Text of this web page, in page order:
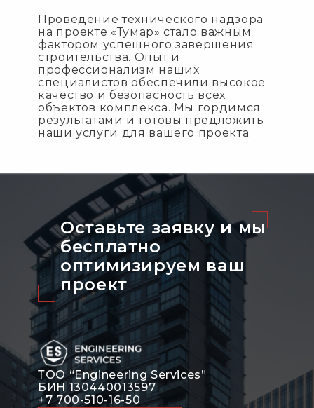
Проведение технического надзора
на проекте «Тумар» стало важным
фактором успешного завершения
строительства. Опыт и
профессионализм наших
специалистов обеспечили высокое
качество и безопасность всех
объектов комплекса. Мы гордимся
результатами и готовы предложить
наши услуги для вашего проекта.
Оставьте заявку и мы
бесплатно
оптимизируeм ваш
проект
ТОО “Engineering Services”
БИН 130440013597
+7 700-510-16-50